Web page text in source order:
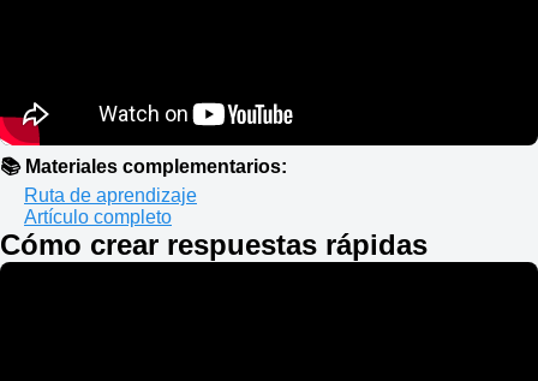
📚 Materiales complementarios:
Ruta de aprendizaje
Artículo completo
Cómo crear respuestas rápidas